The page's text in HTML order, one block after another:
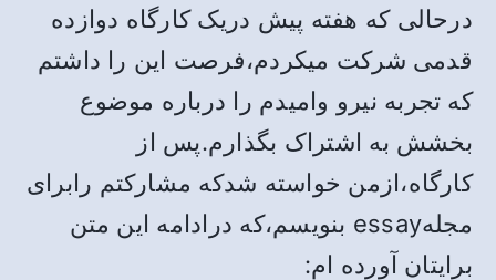
درحالی که هفته پیش دریک کارگاه دوازده
قدمی شرکت میکردم،فرصت این را داشتم
که تجربه نیرو وامیدم را درباره موضوع
بخشش به اشتراک بگذارم.پس از
کارگاه،ازمن خواسته شدکه مشارکتم رابرای
مجلهessay بنویسم،که درادامه این متن
برایتان آورده ام: